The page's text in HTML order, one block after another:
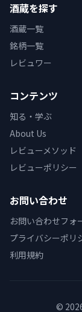
酒蔵を探す
酒蔵一覧
銘柄一覧
レビュワー
コンテンツ
知る・学ぶ
About Us
レビューメソッド
レビューポリシー
お問い合わせ
お問い合わせフォ
プライバシーポリ
利用規約
©